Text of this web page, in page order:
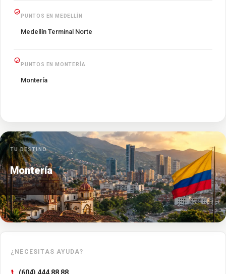
PUNTOS EN MEDELLÍN
Medellín Terminal Norte
PUNTOS EN MONTERÍA
Montería
TU DESTINO
Montería
¿NECESITAS AYUDA?